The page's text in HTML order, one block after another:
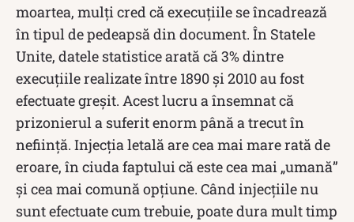
moartea, mulți cred că execuțiile se încadrează
în tipul de pedeapsă din document. În Statele
Unite, datele statistice arată că 3% dintre
execuțiile realizate între 1890 și 2010 au fost
efectuate greșit. Acest lucru a însemnat că
prizonierul a suferit enorm până a trecut în
neființă. Injecția letală are cea mai mare rată de
eroare, în ciuda faptului că este cea mai „umană”
și cea mai comună opțiune. Când injecțiile nu
sunt efectuate cum trebuie, poate dura mult timp